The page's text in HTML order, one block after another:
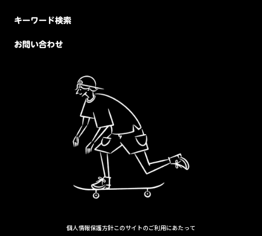
キーワード検索
お問い合わせ
個人情報保護方針このサイトのご利用にあたって